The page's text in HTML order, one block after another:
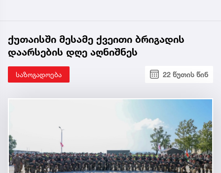
ქუთაისში მესამე ქვეითი ბრიგადის
დაარსების დღე აღნიშნეს
საზოგადოება 22 წუთის წინ